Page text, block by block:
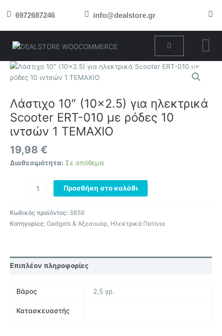
στο 6972687246 info@dealstore.gr
Cart
Λάστιχο 10″ (10×2.5) για ηλεκτρικά
Scooter ERT-010 με ρόδες 10
ιντσών 1 ΤΕΜΑΧΙΟ
19,98 €
Διαθεσιμότητα: Σε απόθεμα
Λάστιχο
10″
για
ηλεκτρικά
Scooter
ERT-
με
ρόδες
ΤΕΜΑΧΙΟ
ποσότητα
Προσθήκη στο καλάθι
Κωδικός προϊόντος: 3859
Κατηγορίες: Gadgets & Αξεσουάρ, Ηλεκτρικά Πατίνια
Επιπλέον πληροφορίες
Βάρος 2,5 γρ.
Κατασκευαστής